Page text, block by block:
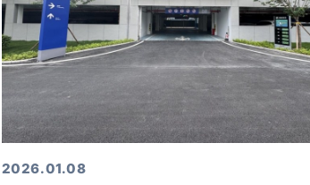
2026.01.08